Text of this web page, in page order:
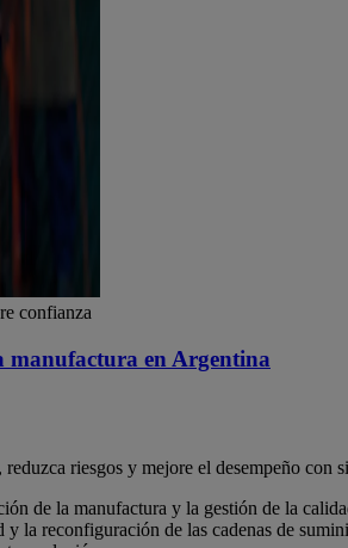
confianza
manufactura en Argentina
riesgos y mejore el desempeño con
de la manufactura y la gestión de la
la reconfiguración de las cadenas de